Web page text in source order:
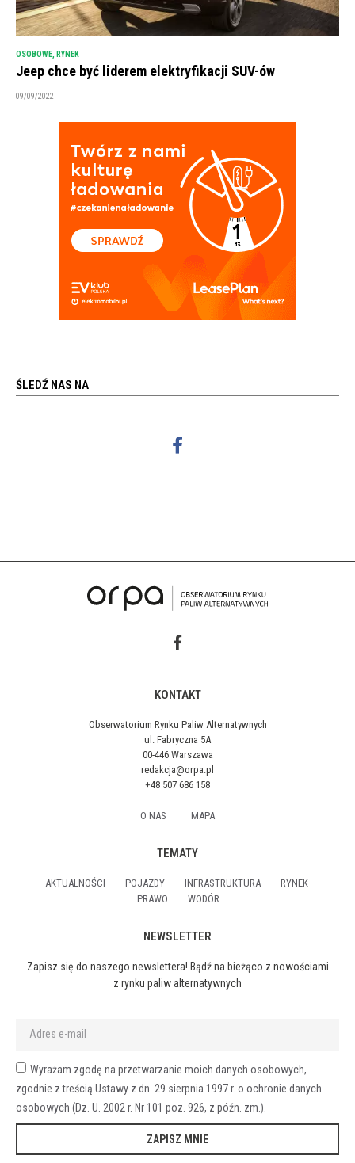
OSOBOWE, RYNEK
Jeep chce być liderem elektryfikacji SUV-ów
09/09/2022
ŚLEDŹ NAS NA
KONTAKT
Obserwatorium Rynku Paliw Alternatywnych
ul. Fabryczna 5A
00-446 Warszawa
redakcja@orpa.pl
+48 507 686 158
O NAS MAPA
TEMATY
AKTUALNOŚCI POJAZDY INFRASTRUKTURA
RYNEK
PRAWO
WODÓR
NEWSLETTER
Zapisz się do naszego newslettera! Bądź na bieżąco z nowościami
z rynku paliw alternatywnych
Wyrażam zgodę na przetwarzanie moich danych osobowych,
zgodnie z treścią Ustawy z dn. 29 sierpnia 1997 r. o ochronie danych
osobowych (Dz. U. 2002 r. Nr 101 poz. 926, z późn. zm.).
ZAPISZ MNIE